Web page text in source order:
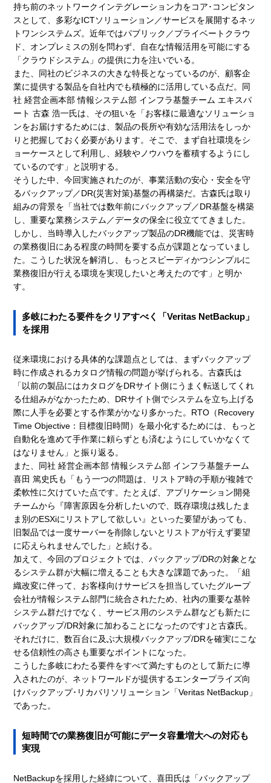
持ち前のネットワークインテグレーション力をコア･コンピタン
スとして、多彩なICTソリューション／サービスを展開するネッ
トワンシステムズ。近年ではパブリック／プライベートクラウ
ド、オンプレミスの別を問わず、自在な情報活用を可能にする
「クラウドシステム」の提供に力を注いでいる。
また、同社のビジネスの大きな特長となっているのが、顧客企
業に提供する製品を自社内でも積極的に活用している点だ。同
社 経営企画本部 情報システム部 インフラ基盤チーム エキスパ
ート 古森 浩一氏は、その狙いを「お客様に最適なソリューショ
ンをお届けするためには、製品の長所や有効な活用法をしっか
りと把握しておく必要があります。そこで、まず自社環境をシ
ョーケースとして利用し、経験やノウハウを蓄積するようにし
ているのです」と説明する。
そうした中、今回実施されたのが、事業活動の安心・安全を守
るバックアップ／DR(災害対策)基盤の再構築だ。古森氏は取り
組みの背景を「当社では数年前にバックアップ／DR基盤を構築
し、重要な業務システム／データの保全に役立ててきました。
しかし、当時導入したバックアップ製品のDR機能では、災害時
の業務復旧にある程度の時間を要する点が課題となっていまし
た。こうした状況を解消し、もっとスピーディかつシンプルに
業務復旧が行える環境を実現したいと考えたのです」と明か
す。
多岐にわたる要件をクリアすべく「Veritas NetBackup」
を採用
従来環境における具体的な課題点としては、まずバックアップ
時に作成されるカタログ情報の問題が挙げられる。古森氏は
「以前の製品にはカタログをDRサイト側にうまく転送してくれ
る仕組みがなかったため、DRサイト側でシステムを立ち上げる
際に人手を必要とする作業がかなり多かった。RTO（Recovery
Time Objective：目標復旧時間）を最小化するためには、もっと
自動化を進めて手作業に頼らずとも済むようにしていかなくて
はなりません」と振り返る。
また、同社 経営企画本部 情報システム部 インフラ基盤チーム
喜田 篤史氏も「もう一つの問題は、リストア時の手順が複雑で
柔軟性に欠けていた点です。たとえば、アプリケーション開発
チームから『障害原因を分析したいので、既存環境は残したま
ま別のESXiにリストアして欲しい』といった要望があっても、
旧製品では一度サーバーを削除しないとリストアが行えず要望
に応えられませんでした」と続ける。
加えて、今回のプロジェクトでは、バックアップ/DRの対象とな
るシステム群が大幅に増えることも大きな課題であった。「組
織改変に伴って、お客様向けサービスを担当していたグループ
会社が情報システム部門に統合されたため、社内の重要な基幹
システム群だけでなく、サービス用のシステム群なども新たに
バックアップ/DR対象に加わることになったのです｣と古森氏。
それだけに、数百台に及ぶ大規模バックアップ/DRを確実にこな
せる信頼性の高さも重要なポイントになった。
こうした多岐にわたる要件をすべて満たすものとして新たに導
入されたのが、ネットワールドが提供するエンタープライズ向
けバックアップ･リカバリソリューション「Veritas NetBackup」
であった。
短時間での業務復旧が可能にデータ容量増大への対応も
実現
NetBackupを採用した経緯について、喜田氏は「バックアップ